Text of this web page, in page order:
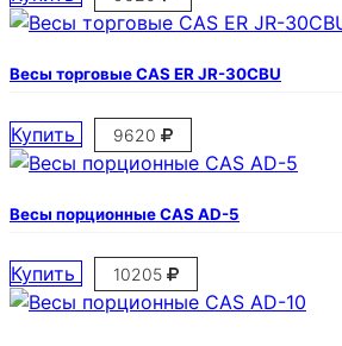
Весы торговые CAS ER JR-30CBU
Купить 9620
Весы порционные CAS AD-5
Купить 10205